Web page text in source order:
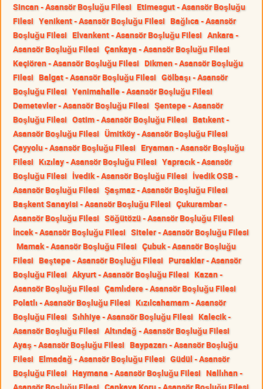
Sincan - Asansör Boşluğu Filesi Etimesgut - Asansör Boşluğu
Filesi Yenikent - Asansör Boşluğu Filesi Bağlıca - Asansör
Boşluğu Filesi Elvankent - Asansör Boşluğu Filesi Ankara -
Asansör Boşluğu Filesi Çankaya - Asansör Boşluğu Filesi
Keçiören - Asansör Boşluğu Filesi Dikmen - Asansör Boşluğu
Filesi Balgat - Asansör Boşluğu Filesi Gölbaşı - Asansör
Boşluğu Filesi Yenimahalle - Asansör Boşluğu Filesi
Demetevler - Asansör Boşluğu Filesi Şentepe - Asansör
Boşluğu Filesi Ostim - Asansör Boşluğu Filesi Batıkent -
Asansör Boşluğu Filesi Ümitköy - Asansör Boşluğu Filesi
Çayyolu - Asansör Boşluğu Filesi Eryaman - Asansör Boşluğu
Filesi Kızılay - Asansör Boşluğu Filesi Yapracık - Asansör
Boşluğu Filesi İvedik - Asansör Boşluğu Filesi İvedik OSB -
Asansör Boşluğu Filesi Şaşmaz - Asansör Boşluğu Filesi
Başkent Sanayisi - Asansör Boşluğu Filesi Çukurambar -
Asansör Boşluğu Filesi Söğütözü - Asansör Boşluğu Filesi
İncek - Asansör Boşluğu Filesi Siteler - Asansör Boşluğu Filesi
Mamak - Asansör Boşluğu Filesi Çubuk - Asansör Boşluğu
Filesi Beştepe - Asansör Boşluğu Filesi Pursaklar - Asansör
Boşluğu Filesi Akyurt - Asansör Boşluğu Filesi Kazan -
Asansör Boşluğu Filesi Çamlıdere - Asansör Boşluğu Filesi
Polatlı - Asansör Boşluğu Filesi Kızılcahamam - Asansör
Boşluğu Filesi Sıhhiye - Asansör Boşluğu Filesi Kalecik -
Asansör Boşluğu Filesi Altındağ - Asansör Boşluğu Filesi
Ayaş - Asansör Boşluğu Filesi Baypazarı - Asansör Boşluğu
Filesi Elmadağ - Asansör Boşluğu Filesi Güdül - Asansör
Boşluğu Filesi Haymana - Asansör Boşluğu Filesi Nallıhan -
Asansör Boşluğu Filesi Çankaya Koru - Asansör Boşluğu Filesi